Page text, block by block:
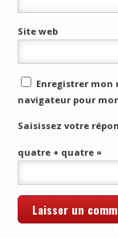
Site web
Enregistrer
navigateur pour
Saisissez votre
quatre + quatre =